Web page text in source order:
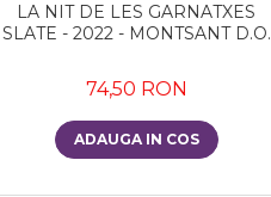
LA NIT DE LES GARNATXES
SLATE - 2022 - MONTSANT D.O.
74,50 RON
ADAUGA IN COS